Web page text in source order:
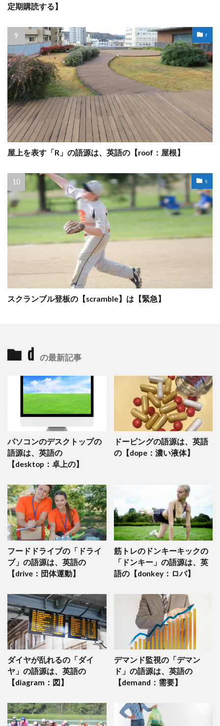
定期購読する】
r
屋上を表す「R」の語源は、英語の【roof：屋根】
s
スクランブル登板の【scramble】は【緊急】
d の最新記事
パソコンのデスクトップの
語源は、英語の
【desktop：卓上の】
ドーピングの語源は、英語
の【dope：濃い液体】
フードドライブの「ドライ
ブ」の語源は、英語の
【drive：団体運動】
筋トレのドンキーキックの
「ドンキー」の語源は、英
語の【donkey：ロバ】
ダイヤが乱れるの「ダイ
ヤ」の語源は、英語の
【diagram：図】
デマンド監視の「デマン
ド」の語源は、英語の
【demand：需要】